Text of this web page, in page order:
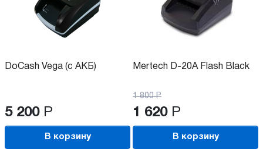
DoCash Vega (с АКБ)
5 200 Р
В корзину
Mertech D-20A Flash Black
1 800 Р
1 620 Р
В корзину